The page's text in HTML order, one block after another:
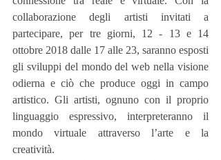
collaborazione degli artisti invitati a
partecipare, per tre giorni, 12 - 13 e 14
ottobre 2018 dalle 17 alle 23, saranno esposti
gli sviluppi del mondo del web nella visione
odierna e ciò che produce oggi in campo
artistico. Gli artisti, ognuno con il proprio
linguaggio espressivo, interpreteranno il
mondo virtuale attraverso l’arte e la
creatività.